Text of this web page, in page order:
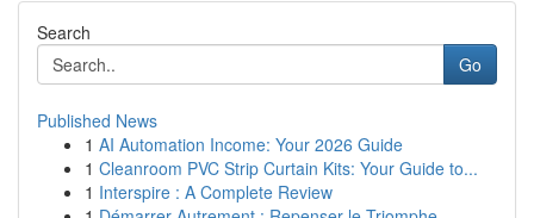
Search
Go
Published News
1 AI Automation Income: Your 2026 Guide
1 Cleanroom PVC Strip Curtain Kits: Your Guide to...
1 Interspire : A Complete Review